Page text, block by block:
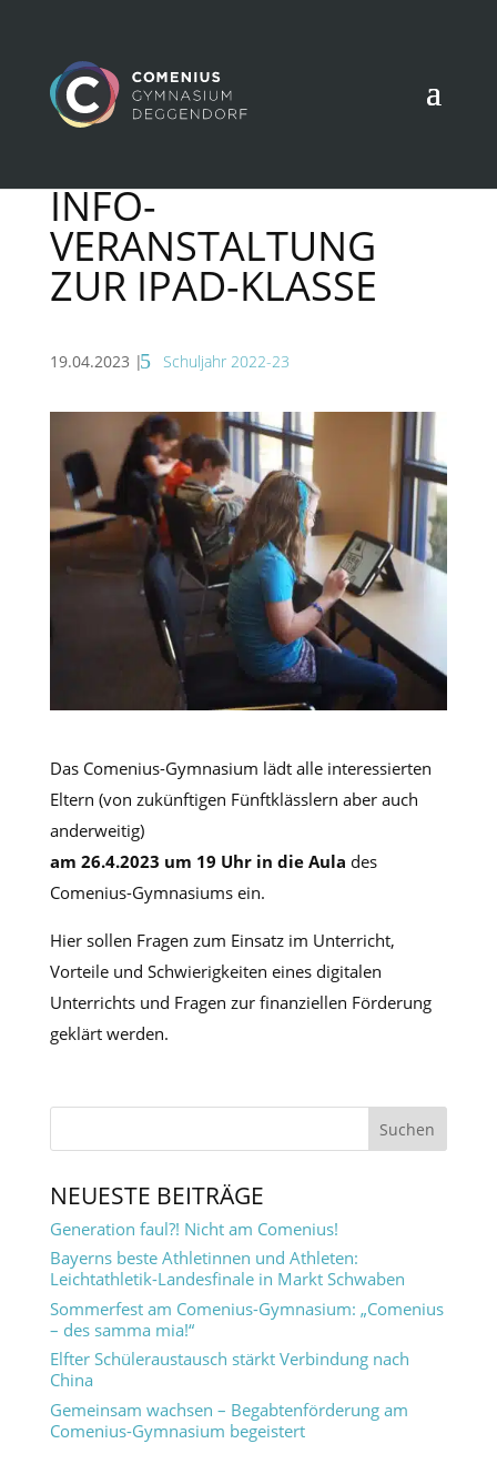
INFO-
VERANSTALTUNG
ZUR IPAD-KLASSE
19.04.2023 | Schuljahr 2022-23
Das Comenius-Gymnasium lädt alle interessierten
Eltern (von zukünftigen Fünftklässlern aber auch
anderweitig)
am 26.4.2023 um 19 Uhr in die Aula des
Comenius-Gymnasiums ein.
Hier sollen Fragen zum Einsatz im Unterricht,
Vorteile und Schwierigkeiten eines digitalen
Unterrichts und Fragen zur finanziellen Förderung
geklärt werden.
NEUESTE BEITRÄGE
Generation faul?! Nicht am Comenius!
Bayerns beste Athletinnen und Athleten:
Leichtathletik-Landesfinale in Markt Schwaben
Sommerfest am Comenius-Gymnasium: „Comenius
– des samma mia!“
Elfter Schüleraustausch stärkt Verbindung nach
China
Gemeinsam wachsen – Begabtenförderung am
Comenius-Gymnasium begeistert